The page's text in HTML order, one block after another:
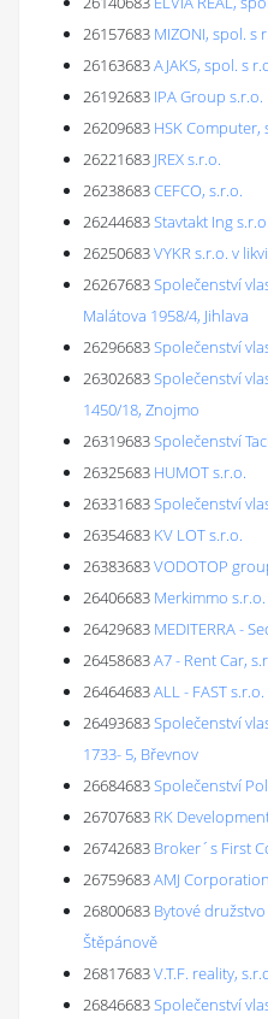
26157683 MIZONI, spol. s
26163683AJAKS, spol. s
26192683 IPA Group s.r.o.
26209683 HSK Computer,
26221683 JREX s.r.o.
26238683CEFCO, s.r.o.
26244683Stavtakt Ing s.r.o.
26250683VYKR s.r.o. v
26267683Společenství
Malátova 1958/4, Jihlava
26296683Společenství
26302683Společenství
1450/18, Znojmo
26319683Společenství
26325683 HUMOT s.r.o.
26331683Společenství
26354683 KV LOT s.r.o.
26383683VODOTOP
26406683 Merkimmo s.r.o.
26429683 MEDITERRA -
26458683A7 - Rent Car,
26464683ALL - FAST s.r.o.
26493683Společenství
1733- 5, Břevnov
26684683Společenství
26707683 RK
26742683 Broker´s First
26759683AMJ
26800683 Bytové
Štěpánově
26817683V.T.F. reality,
26846683Společenství